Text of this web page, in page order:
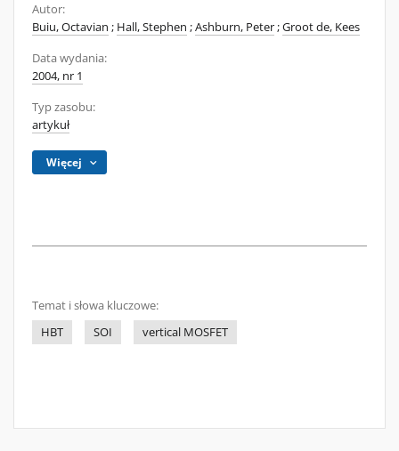
Autor:
Buiu, Octavian ; Hall, Stephen ;Ashburn, Peter;Groot de, Kees
Data wydania:
2004, nr 1
Typ zasobu:
artykuł
Więcej
Temat i słowa kluczowe:
HBT
SOI vertical MOSFET